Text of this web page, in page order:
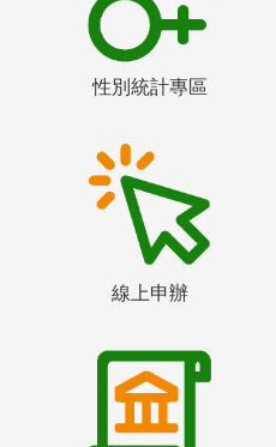
性別統計專區
線上申辦